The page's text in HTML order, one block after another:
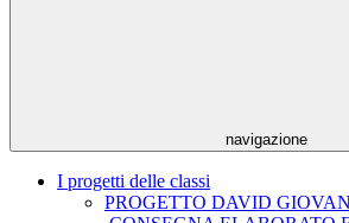
navigazione
I progetti delle classi
PROGETTO DAVID